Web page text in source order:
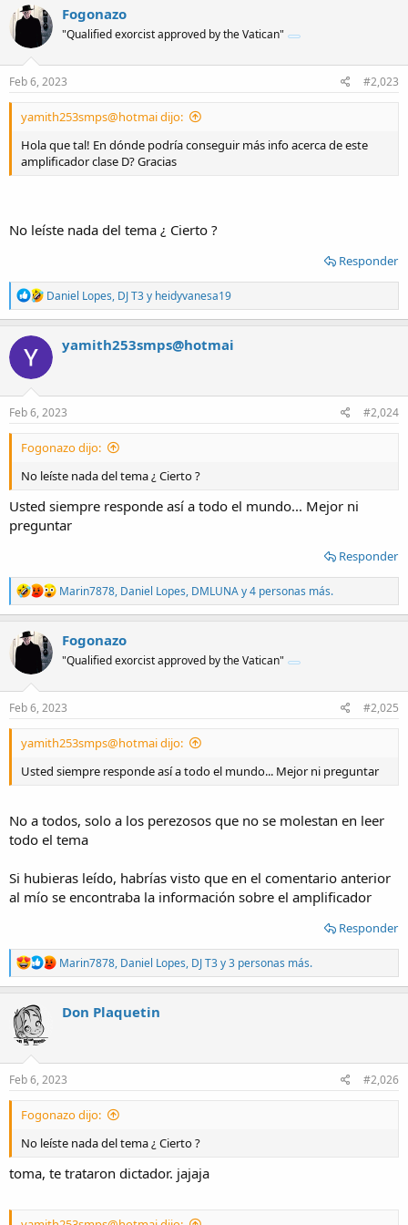
c
t
o
n
s
Fogonazo
"Qualified exorcist approved by the Vatican"
Feb 6, 2023 #2,023
yamith253smps@hotmai dijo:
Hola que tal! En dónde podría conseguir más info acerca de este
amplificador clase D? Gracias
No leíste nada del tema ¿ Cierto ?
Responder
R
e
a
c
i
n
s
Daniel Lopes, DJ T3y heidyvanesa19
yamith253smps@hotmai
Feb 6, 2023 #2,024
Fogonazo dijo:
No leíste nada del tema ¿ Cierto ?
Usted siempre responde así a todo el mundo... Mejor ni
preguntar
Responder
R
e
a
c
n
s
Marin7878, Daniel Lopes, DMLUNAy 4 personas más.
Fogonazo
"Qualified exorcist approved by the Vatican"
Feb 6, 2023 #2,025
yamith253smps@hotmai dijo:
Usted siempre responde así a todo el mundo... Mejor ni preguntar
No a todos, solo a los perezosos que no se molestan en leer
todo el tema
Si hubieras leído, habrías visto que en el comentario anterior
al mío se encontraba la información sobre el amplificador
Responder
R
e
a
c
n
s
Marin7878, Daniel Lopes, DJ T3y 3 personas más.
Don Plaquetin
Feb 6, 2023 #2,026
Fogonazo dijo:
No leíste nada del tema ¿ Cierto ?
toma, te trataron dictador. jajaja